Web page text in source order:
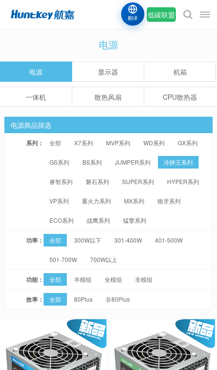
低碳联盟
翻译
电源
电源 显示器 机箱
一体机 散热风扇 CPU散热器
电源商品筛选
系列： 全部 X7系列 MVP系列 WD系列 GX系列
GS系列 BS系列 JUMPER系列 冷静王系列
睿智系列 磐石系列 SUPER系列 HYPER系列
VP系列 重火力系列 MX系列 狼牙系列
ECO系列 战鹰系列 猛擎系列
功率： 全部 300W以下 301-400W 401-500W
501-700W 700W以上
功能： 全部 半模组 全模组 非模组
效率： 全部 80Plus 非80Plus